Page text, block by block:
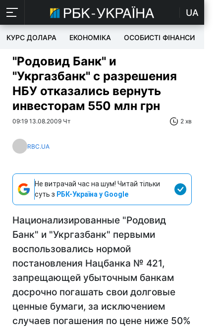
UA
КУРС ДОЛАРА ЕКОНОМІКА ОСОБИСТІ ФІНАНСИ
"Родовид Банк" и
"Укргазбанк" с разрешения
НБУ отказались вернуть
инвесторам 550 млн грн
09:19 13.08.2009 Чт 2 хв
RBC.UA
Не витрачай час на шум! Читай тільки
суть з РБК-Україна у Google
Национализированные "Родовид
Банк" и "Укргазбанк" первыми
воспользовались нормой
постановления Нацбанка № 421,
запрещающей убыточным банкам
досрочно погашать свои долговые
ценные бумаги, за исключением
случаев погашения по цене ниже 50%